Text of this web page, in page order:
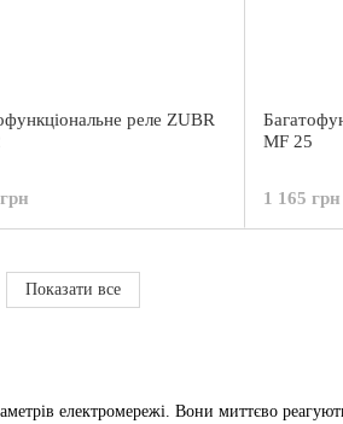
електромережі. Вони миттєво
реле ZUBR
MF 25
1 165 грн
Показати все